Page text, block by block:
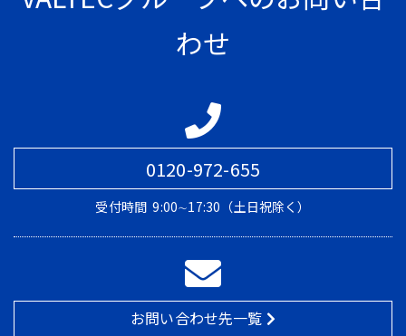
わせ
0120-972-655
受付時間 9:00∼17:30（土日祝除く）
お問い合わせ先一覧